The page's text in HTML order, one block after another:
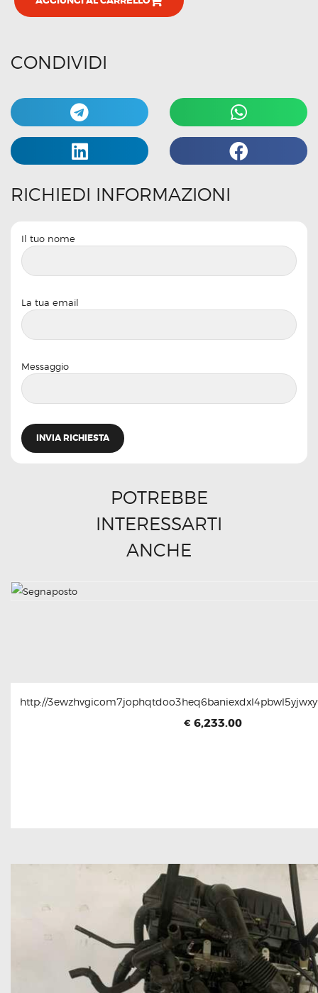
CONDIVIDI
RICHIEDI INFORMAZIONI
Il tuo nome
La tua email
Messaggio
POTREBBE
INTERESSARTI
ANCHE
http://
€ 6,233.00